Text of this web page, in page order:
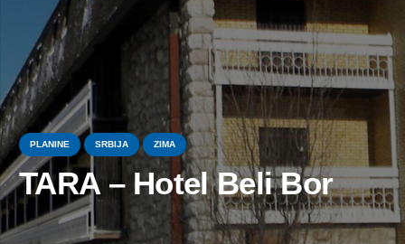
PLANINE SRBIJA ZIMA
TARA – Hotel Beli Bor